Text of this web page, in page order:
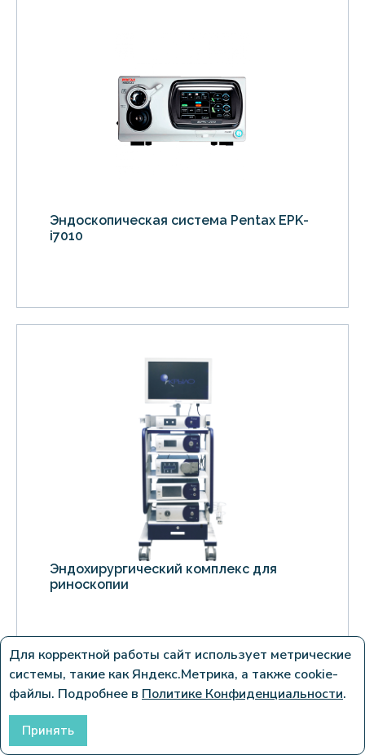
Эндоскопическая система Pentax EPK-
i7010
Эндохирургический комплекс для
риноскопии
Для корректной работы сайт использует метрические
системы, такие как Яндекс.Метрика, а также cookie-
файлы. Подробнее в Политике Конфиденциальности.
Принять